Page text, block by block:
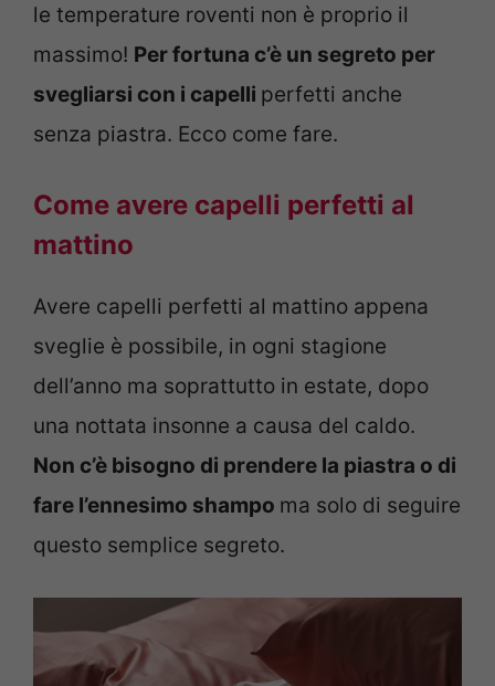
le temperature roventi non è proprio il
massimo! Per fortuna c’è un segreto per
svegliarsi con i capelli perfetti anche
senza piastra. Ecco come fare.
Come avere capelli perfetti al
mattino
Avere capelli perfetti al mattino appena
sveglie è possibile, in ogni stagione
dell’anno ma soprattutto in estate, dopo
una nottata insonne a causa del caldo.
Non c’è bisogno di prendere la piastra o di
fare l’ennesimo shampo ma solo di seguire
questo semplice segreto.